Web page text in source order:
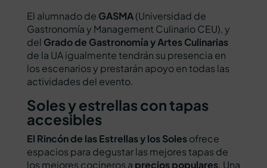
El alumnado de GASMA(Universidad de
Gastronomía y Management Culinario CEU), y
del Grado de Gastronomía y Artes Culinarias
de la UA igualmente tendrán su presencia en
los escenarios y prestarán apoyo en todas las
actividades del evento.
Soles y estrellas con tapas
accesibles
El Rincón de las Estrellas y los Solesofrece
espacios para degustar las mejores tapas de
los mejores cocineros a precios populares. Una